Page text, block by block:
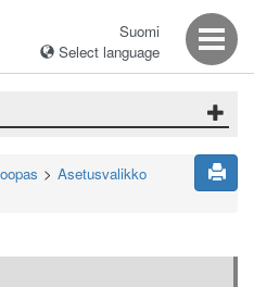
Suomi
Select language
Asetusvalikko